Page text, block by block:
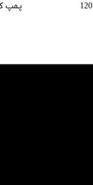
پمپ کفکش بهاران نوین 4 اینچ 120